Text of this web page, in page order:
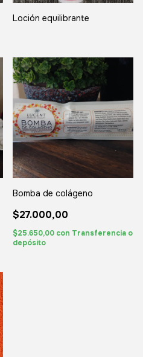
Loción equilibrante
Bomba de colágeno
$27.000,00
$25.650,00 con Transferencia o
depósito